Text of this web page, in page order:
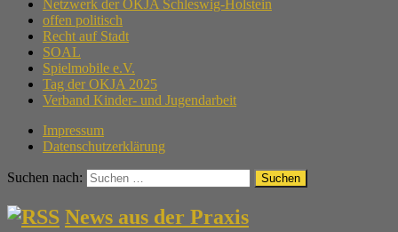
Netzwerk der OKJA Schleswig-Holstein
offen politisch
Recht auf Stadt
SOAL
Spielmobile e.V.
Tag der OKJA 2025
Verband Kinder- und Jugendarbeit
Impressum
Datenschutzerklärung
Suchen nach:
News aus der Praxis